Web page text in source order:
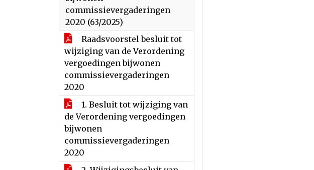
commissievergaderingen
2020 (63/2025)
Raadsvoorstel besluit tot
wijziging van de Verordening
vergoedingen bijwonen
commissievergaderingen
2020
1. Besluit tot wijziging van
de Verordening vergoedingen
bijwonen
commissievergaderingen
2020